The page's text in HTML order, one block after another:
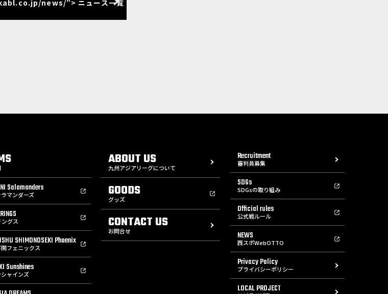
news/"> ニュース一覧
Salamanders
マンダーズ
グス
SHIMONOSEKI Phoenix
フェニックス
Sunshines
ャインズ
ABOUT US
九州アジアリーグについて
GOODS
グッズ
CONTACT US
お問合せ
Recruitment
審判員募集
SDGs
SDGsの取り組み
Official rules
公式戦ルール
NEWS
西スポWebOTTO
Privacy Policy
プライバシーポリシー
LOCAL PROJECT